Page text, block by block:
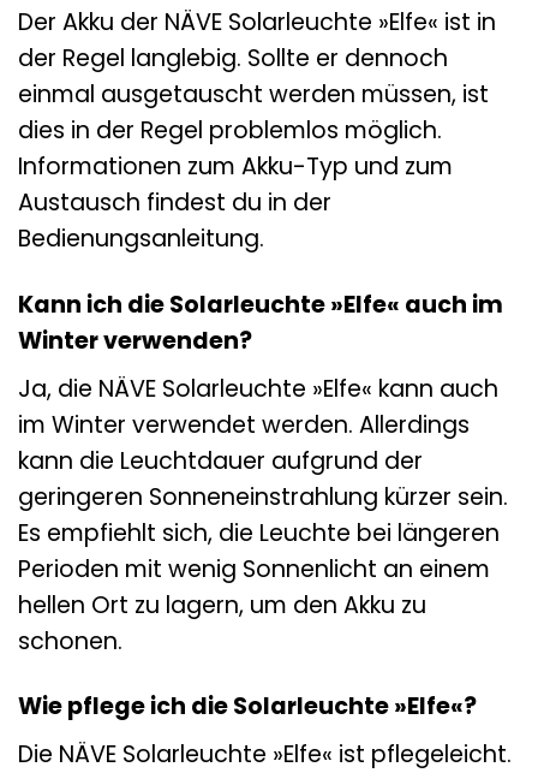
Der Akku der NÄVE Solarleuchte »Elfe« ist in
der Regel langlebig. Sollte er dennoch
einmal ausgetauscht werden müssen, ist
dies in der Regel problemlos möglich.
Informationen zum Akku-Typ und zum
Austausch findest du in der
Bedienungsanleitung.
Kann ich die Solarleuchte »Elfe« auch im
Winter verwenden?
Ja, die NÄVE Solarleuchte »Elfe« kann auch
im Winter verwendet werden. Allerdings
kann die Leuchtdauer aufgrund der
geringeren Sonneneinstrahlung kürzer sein.
Es empfiehlt sich, die Leuchte bei längeren
Perioden mit wenig Sonnenlicht an einem
hellen Ort zu lagern, um den Akku zu
schonen.
Wie pflege ich die Solarleuchte »Elfe«?
Die NÄVE Solarleuchte »Elfe« ist pflegeleicht.